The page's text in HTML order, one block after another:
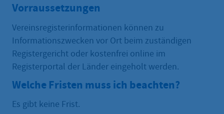
Vorraussetzungen
Vereinsregisterinformationen können zu
Informationszwecken vor Ort beim zuständigen
Registergericht oder kostenfrei online im
Registerportal der Länder eingeholt werden.
Welche Fristen muss ich beachten?
Es gibt keine Frist.